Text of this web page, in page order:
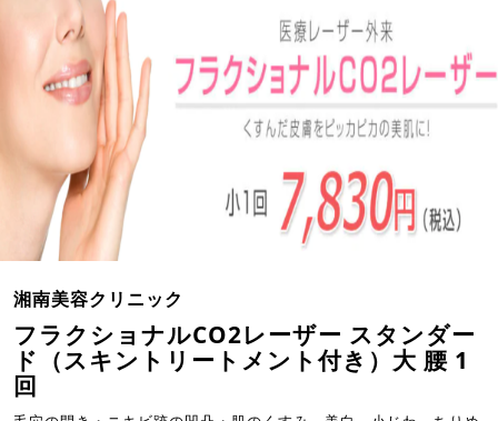
湘南美容クリニック
フラクショナルCO2レーザー スタンダー
ド（スキントリートメント付き）大 腰 1
回